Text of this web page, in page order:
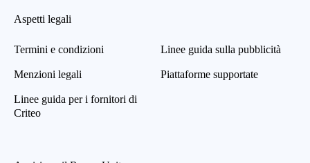
Aspetti legali
Termini e condizioni
Menzioni legali
Linee guida per i fornitori di
Criteo
Linee guida sulla pubblicità
Piattaforme supportate